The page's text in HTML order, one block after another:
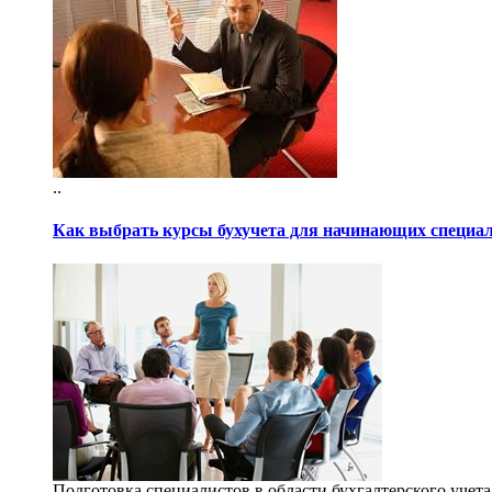
..
Как выбрать курсы бухучета для начинающих